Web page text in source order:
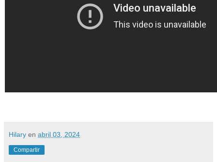
Hilary en abril 03, 2024
Compartir